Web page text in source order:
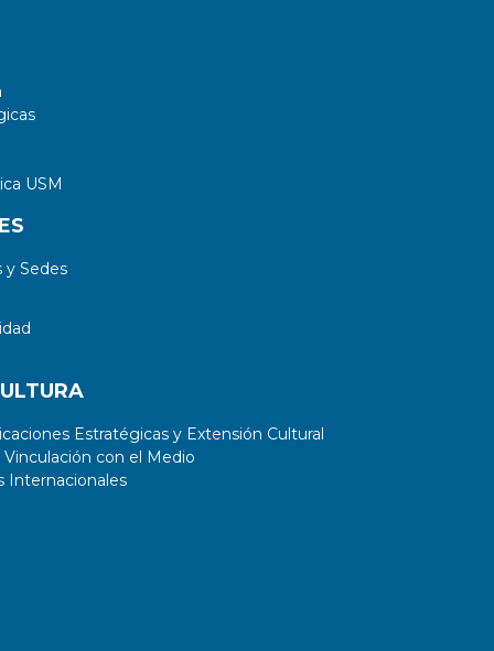
USM
Sedes
Estratégicas y Extensión Cultural
con el Medio
Internacionales